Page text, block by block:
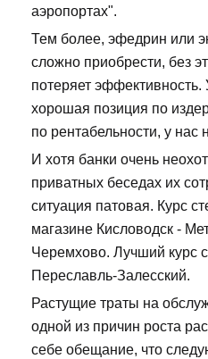
аэропортах".
Тем более, эфедрин или
сложно приобрести, без
потеряет эффективность.
хорошая позиция по
по рентабельности, у нас
И хотя банки очень
приватных беседах их
ситуация патовая. Курс
магазине Кисловодск -
Черемхово. Лучший курс
Переславль-Залесский.
Растущие траты на
одной из причин роста
себе обещание, что